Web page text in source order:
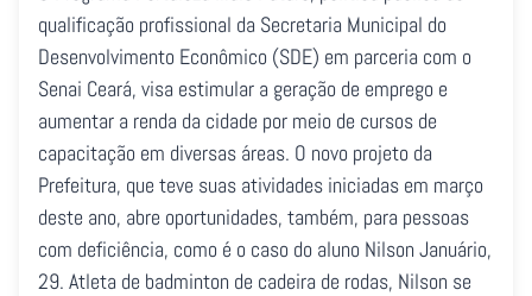
qualificação profissional da Secretaria Municipal do
Desenvolvimento Econômico (SDE) em parceria com o
Senai Ceará, visa estimular a geração de emprego e
aumentar a renda da cidade por meio de cursos de
capacitação em diversas áreas. O novo projeto da
Prefeitura, que teve suas atividades iniciadas em março
deste ano, abre oportunidades, também, para pessoas
com deficiência, como é o caso do aluno Nilson Januário,
29. Atleta de badminton de cadeira de rodas, Nilson se